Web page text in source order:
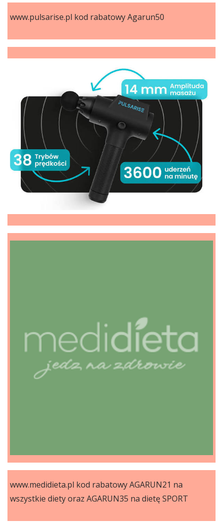
www.pulsarise.pl kod rabatowy Agarun50
www.medidieta.pl kod rabatowy AGARUN21 na
wszystkie diety oraz AGARUN35 na dietę SPORT